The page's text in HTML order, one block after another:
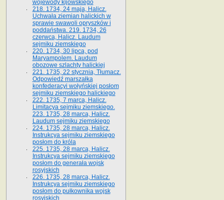
wojewody kijowskiego
218. 1734, 24 maja, Halicz.
Uchwała ziemian halickich w
sprawie swawoli opryszków i
poddaństwa. 219. 1734, 26
czerwca, Halicz. Laudum
sejmiku ziemskiego
220. 1734, 30 lipca, pod
Maryampolem. Laudum
obozowe szlachty halickiej
221. 1735, 22 stycznia, Tłumacz.
Odpowiedź marszałka
konfederacyi wołyńskiej posłom
sejmiku ziemskiego halickiego
222. 1735, 7 marca, Halicz.
Limitacya sejmiku ziemskiego.
223. 1735, 28 marca, Halicz.
Laudum sejmiku ziemskiego
224. 1735, 28 marca, Halicz.
Instrukcya sejmiku ziemskiego
posłom do króla
225. 1735, 28 marca, Halicz.
Instrukcya sejmiku ziemskiego
posłom do generała wojsk
rosyjskich
226. 1735, 28 marca, Halicz.
Instrukcya sejmiku ziemskiego
posłom do pułkownika wojsk
rosyjskich